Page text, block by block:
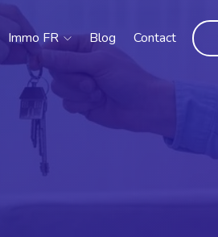
Immo FR Blog Contact